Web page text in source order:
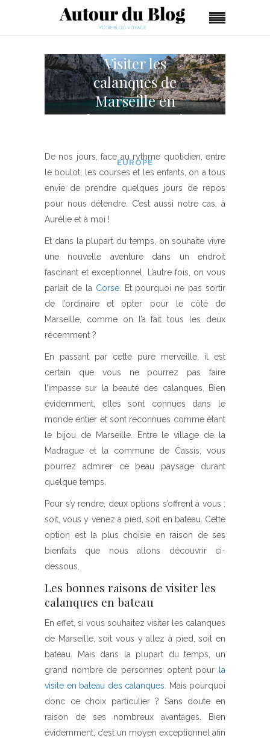
Visiter les
calanques de
Marseille en
bateau, un vrai
EUROPE
De nos jours, face au rythme quotidien, entre
le boulot, les courses et les enfants, on a tous
envie de prendre quelques jours de repos
pour nous détendre. C’est aussi notre cas, à
Aurélie et à moi !
Et dans la plupart du temps, on souhaite vivre
une nouvelle aventure dans un endroit
fascinant et exceptionnel. L’autre fois, on vous
parlait de la Corse. Et pourquoi ne pas sortir
de l’ordinaire et opter pour le côté de
Marseille, comme on l’a fait tous les deux
récemment ?
En passant par cette pure merveille, il est
certain que vous ne pourrez pas faire
l’impasse sur la beauté des calanques. Bien
évidemment, elles sont connues dans le
monde entier et sont reconnues comme étant
le bijou de Marseille. Entre le village de la
Madrague et la commune de Cassis, vous
pourrez admirer ce beau paysage durant
quelque temps.
Pour s’y rendre, deux options s’offrent à vous :
soit, vous y venez à pied, soit en bateau. Cette
option est la plus choisie en raison de ses
bienfaits que nous allons découvrir ci-
dessous.
Les bonnes raisons de visiter les
calanques en bateau
En effet, si vous souhaitez visiter les calanques
de Marseille, soit vous y allez à pied, soit en
bateau. Mais dans la plupart du temps, un
grand nombre de personnes optent pour
la
visite en bateau des calanques . Mais pourquoi
donc ce choix particulier ? Sans doute en
raison de ses nombreux avantages. Bien
évidemment, c’est un moyen exceptionnel afin